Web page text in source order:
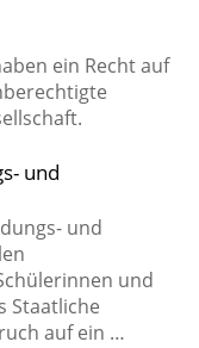
ein Recht auf
und
und
und
Staatliche
auf ein …